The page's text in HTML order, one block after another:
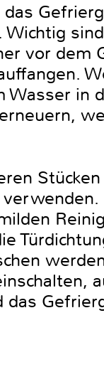
vor dem
in